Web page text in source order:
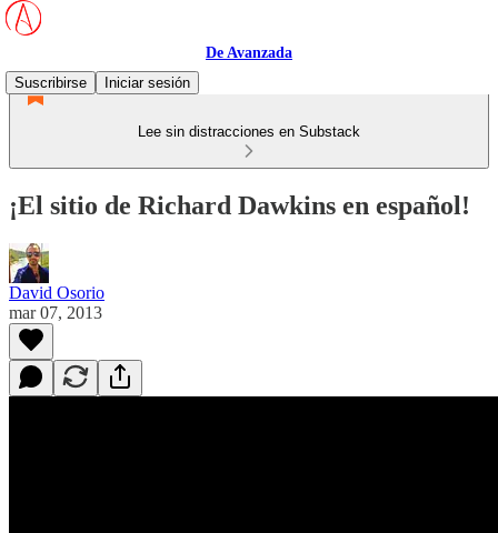
De Avanzada
Suscribirse
Iniciar sesión
Lee sin distracciones en Substack
¡El sitio de Richard Dawkins en español!
David Osorio
mar 07, 2013